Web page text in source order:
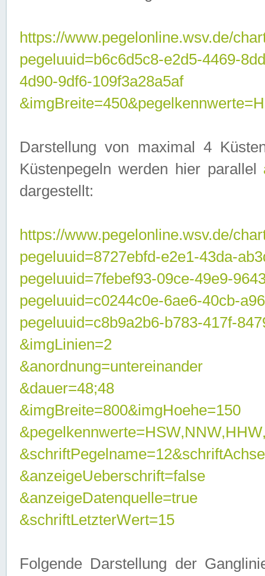
https://www.pegelonline.wsv.de/
pegeluuid=b6c6d5c8-e2d5-4469-
4d90-9df6-109f3a28a5af
Darstellung von maximal 4
Küstenpegeln werden hier parallel
dargestellt:
https://www.pegelonline.wsv.de/
pegeluuid=8727ebfd-e2e1-43da-
pegeluuid=7febef93-09ce-49e9-
pegeluuid=c0244c0e-6ae6-40cb-
pegeluuid=c8b9a2b6-b783-417f-
&imgLinien=2
&anordnung=untereinander
&dauer=48;48
&imgBreite=800&imgHoehe=150
&anzeigeUeberschrift=false
&anzeigeDatenquelle=true
&schriftLetzterWert=15
Folgende Darstellung der